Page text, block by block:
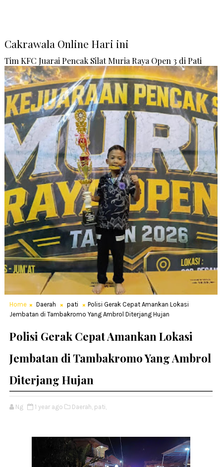
Cakrawala Online Hari ini
Tim KFC Juarai Pencak Silat Muria Raya Open 3 di Pati
Home Daerah pati
Polisi Gerak Cepat Amankan Lokasi
Jembatan di Tambakromo Yang Ambrol Diterjang Hujan
Polisi Gerak Cepat Amankan Lokasi
Jembatan di Tambakromo Yang Ambrol
Diterjang Hujan
Ng 1 year ago Daerah, pati,